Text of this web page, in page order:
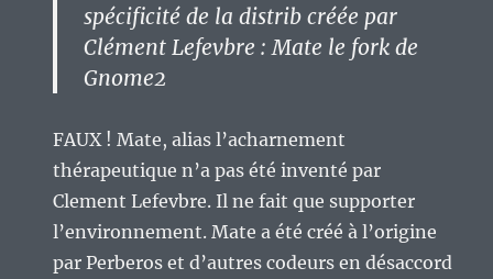
spécificité de la distrib créée par
Clément Lefevbre : Mate le fork de
Gnome2
FAUX ! Mate, alias l’acharnement
thérapeutique n’a pas été inventé par
Clement Lefevbre. Il ne fait que supporter
l’environnement. Mate a été créé à l’origine
par Perberos et d’autres codeurs en désaccord